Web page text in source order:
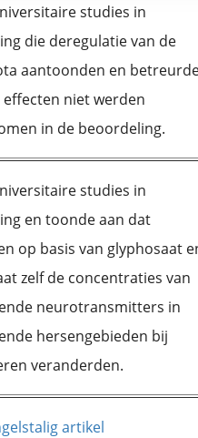
studies in
die deregulatie van de
aantoonden en
effecten niet werden
in de beoordeling.
studies in
en toonde aan dat
op basis van glyphosaat
zelf de concentraties van
neurotransmitters in
hersengebieden bij
veranderden.
artikel